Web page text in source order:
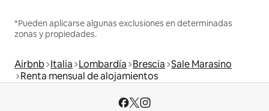
*Pueden aplicarse algunas exclusiones en determinadas
zonas y propiedades.
Airbnb Italia Lombardía Brescia Sale Marasino
Renta mensual de alojamientos